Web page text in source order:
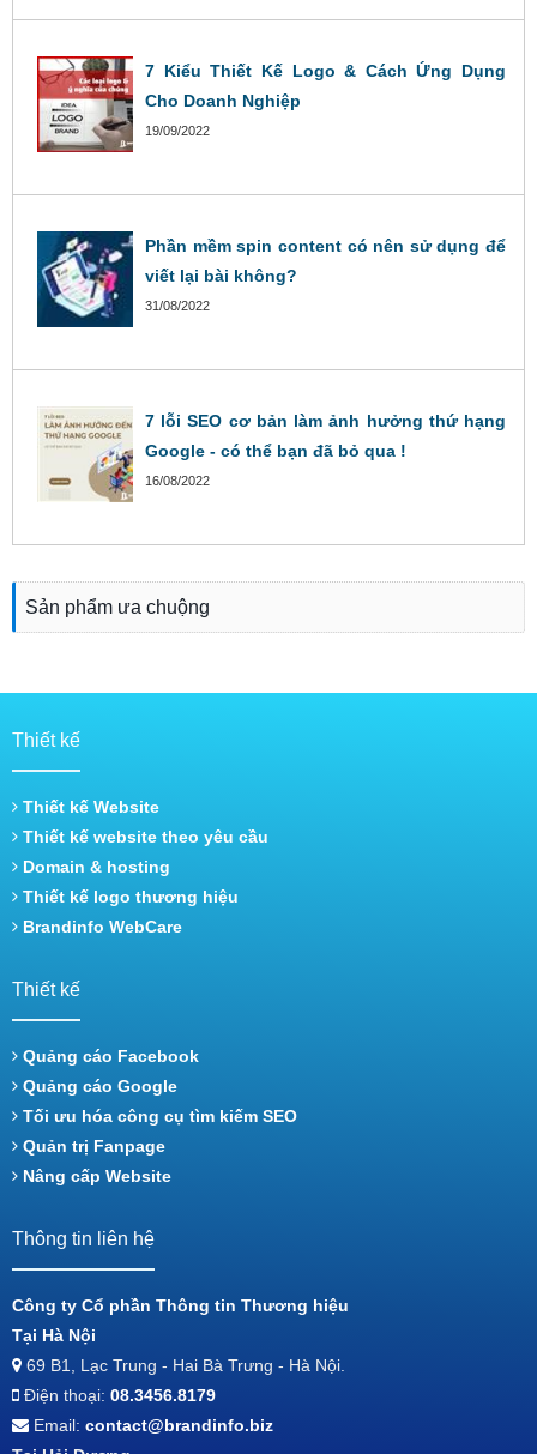
7 Kiểu Thiết Kế Logo & Cách Ứng Dụng
Cho Doanh Nghiệp
19/09/2022
Phần mềm spin content có nên sử dụng để
viết lại bài không?
31/08/2022
7 lỗi SEO cơ bản làm ảnh hưởng thứ hạng
Google - có thể bạn đã bỏ qua !
16/08/2022
Sản phẩm ưa chuộng
Thiết kế
Thiết kế Website
Thiết kế website theo yêu cầu
Domain & hosting
Thiết kế logo thương hiệu
Brandinfo WebCare
Thiết kế
Quảng cáo Facebook
Quảng cáo Google
Tối ưu hóa công cụ tìm kiếm SEO
Quản trị Fanpage
Nâng cấp Website
Thông tin liên hệ
Công ty Cổ phần Thông tin Thương hiệu
Tại Hà Nội
69 B1, Lạc Trung - Hai Bà Trưng - Hà Nội.
Điện thoại: 08.3456.8179
Email: contact@brandinfo.biz